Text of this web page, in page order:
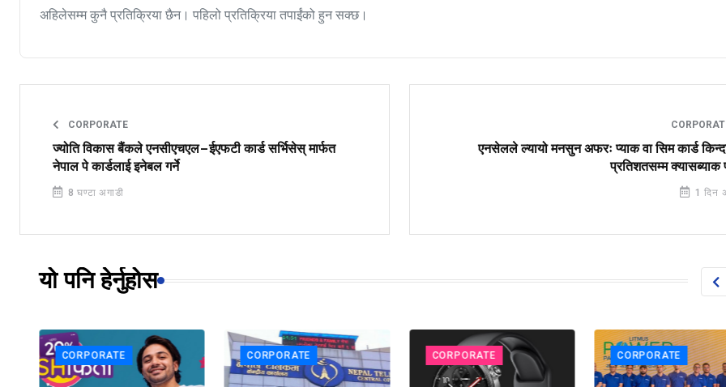
अहिलेसम्म कुनै प्रतिक्रिया छैन। पहिलो प्रतिक्रिया तपाईंको हुन सक्छ।
CORPORATE
ज्योति विकास बैंकले एनसीएचएल–ईएफटी कार्ड सर्भिसेस् मार्फत
नेपाल पे कार्डलाई इनेबल गर्ने
8 घण्टा अगाडी
एनसेलले ल्यायो मनसुन अफरः प्याक वा सिम कार्ड
प्रतिशतसम्म क्यासब्याक
1 दिन
यो पनि हेर्नुहोस
CORPORATE CORPORATE CORPORATE CORPORATE